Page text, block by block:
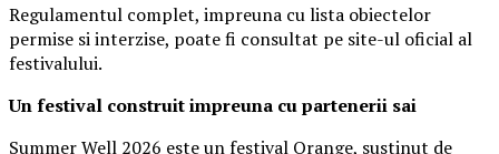
Regulamentul complet, impreuna cu lista obiectelor
permise si interzise, poate fi consultat pe site-ul oficial al
festivalului.
Un festival construitimpreuna cu partenerii sai
Summer Well 2026 este un festival Orange, sustinut de